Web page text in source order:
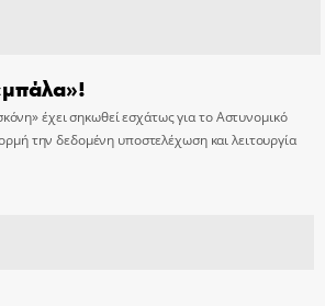
έχει σηκωθεί εσχάτως για το Αστυνομικό
την δεδομένη υποστελέχωση και λειτουργία